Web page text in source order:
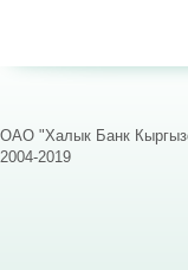
ОАО "Халык Банк
2004-2019